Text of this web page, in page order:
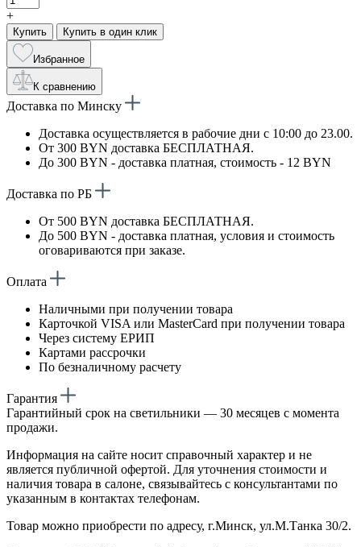
+
Купить Купить в один клик
Избранное
К сравнению
Доставка по Минску
Доставка осуществляется в рабочие дни с 10:00 до 23.00.
От 300 BYN доставка БЕСПЛАТНАЯ.
До 300 BYN - доставка платная, стоимость - 12 BYN
Доставка по РБ
От 500 BYN доставка БЕСПЛАТНАЯ.
До 500 BYN - доставка платная, условия и стоимость
оговариваются при заказе.
Оплата
Наличными при получении товара
Карточкой VISA или MasterCard при получении товара
Через систему ЕРИП
Картами рассрочки
По безналичному расчету
Гарантия
Гарантийный срок на светильники — 30 месяцев с момента
продажи.
Информация на сайте носит справочный характер и не
является публичной офертой. Для уточнения стоимости и
наличия товара в салоне, связывайтесь с консультантами по
указанным в контактах телефонам.
Товар можно приобрести по адресу, г.Минск, ул.М.Танка 30/2.